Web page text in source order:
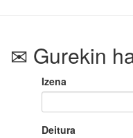
Gurekin
Izena
Deitura